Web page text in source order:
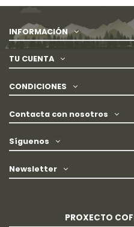
INFORMACIÓN
TU CUENTA
CONDICIONES
Contacta con nosotros
Síguenos
Newsletter
PROXECTO